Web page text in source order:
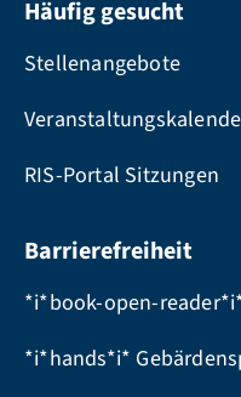
Häufig gesucht
Stellenangebote
RIS-Portal Sitzungen
Barrierefreiheit
*i*book-open-
*i*hands*i*